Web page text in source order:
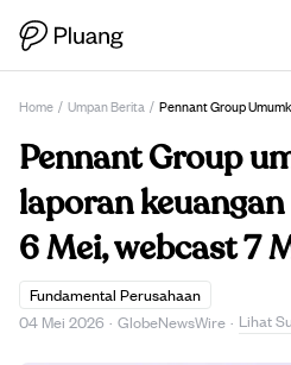
Home / Umpan Berita /
Pennant Group
laporan
6 Mei, webcast 7
Fundamental Perusahaan
04 Mei 2026 · GlobeNewsWire · Lihat